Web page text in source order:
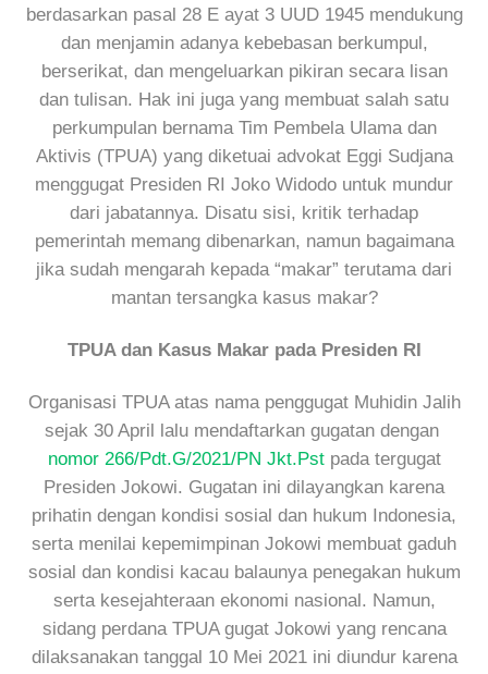
berdasarkan pasal 28 E ayat 3 UUD 1945 mendukung
dan menjamin adanya kebebasan berkumpul,
berserikat, dan mengeluarkan pikiran secara lisan
dan tulisan. Hak ini juga yang membuat salah satu
perkumpulan bernama Tim Pembela Ulama dan
Aktivis (TPUA) yang diketuai advokat Eggi Sudjana
menggugat Presiden RI Joko Widodo untuk mundur
dari jabatannya. Disatu sisi, kritik terhadap
pemerintah memang dibenarkan, namun bagaimana
jika sudah mengarah kepada “makar” terutama dari
mantan tersangka kasus makar?
TPUA dan Kasus Makar pada Presiden RI
Organisasi TPUA atas nama penggugat Muhidin Jalih
sejak 30 April lalu mendaftarkan gugatan dengan
nomor 266/Pdt.G/2021/PN Jkt.Pstpada tergugat
Presiden Jokowi. Gugatan ini dilayangkan karena
prihatin dengan kondisi sosial dan hukum Indonesia,
serta menilai kepemimpinan Jokowi membuat gaduh
sosial dan kondisi kacau balaunya penegakan hukum
serta kesejahteraan ekonomi nasional. Namun,
sidang perdana TPUA gugat Jokowi yang rencana
dilaksanakan tanggal 10 Mei 2021 ini diundur karena